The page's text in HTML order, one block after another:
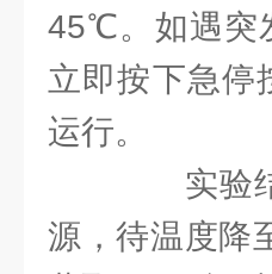
45℃。如遇突
立即按下急停
运行。​
实验结
源，待温度降